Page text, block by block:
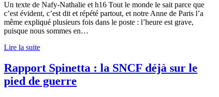
Un texte de Nafy-Nathalie et h16 Tout le monde le sait parce que
c’est évident, c’est dit et répété partout, et notre Anne de Paris l’a
même expliqué plusieurs fois dans le poste : l’heure est grave,
puisque nous sommes en…
Lire la suite
Rapport Spinetta : la SNCF déjà sur le
pied de guerre